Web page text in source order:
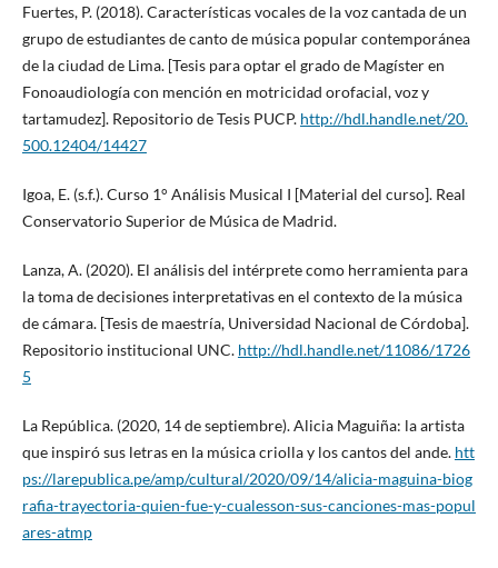
Fuertes, P. (2018). Características vocales de la voz cantada de un
grupo de estudiantes de canto de música popular contemporánea
de la ciudad de Lima. [Tesis para optar el grado de Magíster en
Fonoaudiología con mención en motricidad orofacial, voz y
tartamudez]. Repositorio de Tesis PUCP. http://hdl.handle.net/20.
500.12404/14427
Igoa, E. (s.f.). Curso 1° Análisis Musical I [Material del curso]. Real
Conservatorio Superior de Música de Madrid.
Lanza, A. (2020). El análisis del intérprete como herramienta para
la toma de decisiones interpretativas en el contexto de la música
de cámara. [Tesis de maestría, Universidad Nacional de Córdoba].
Repositorio institucional UNC. http://hdl.handle.net/11086/1726
5
La República. (2020, 14 de septiembre). Alicia Maguiña: la artista
que inspiró sus letras en la música criolla y los cantos del ande. htt
ps://larepublica.pe/amp/cultural/2020/09/14/alicia-maguina-biog
rafia-trayectoria-quien-fue-y-cualesson-sus-canciones-mas-popul
ares-atmp